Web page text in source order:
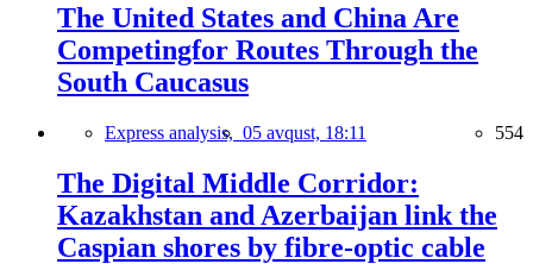
The United States and China Are
Competingfor Routes Through the
South Caucasus
Express analysis, 05 avqust, 18:11 554
The Digital Middle Corridor:
Kazakhstan and Azerbaijan link the
Caspian shores by fibre-optic cable